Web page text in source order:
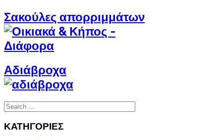
Σακούλες απορριμμάτων
Αδιάβροχα
ΚΑΤΗΓΟΡΙΕΣ